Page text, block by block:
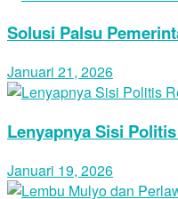
Solusi Palsu
Januari 21, 2026
Lenyapnya Sisi
Januari 19, 2026